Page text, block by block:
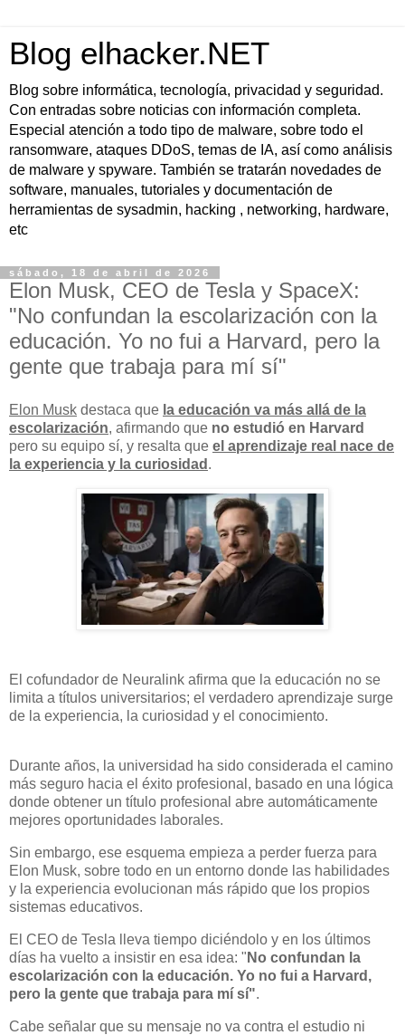
Blog elhacker.NET
Blog sobre informática, tecnología, privacidad y seguridad.
Con entradas sobre noticias con información completa.
Especial atención a todo tipo de malware, sobre todo el
ransomware, ataques DDoS, temas de IA, así como análisis
de malware y spyware. También se tratarán novedades de
software, manuales, tutoriales y documentación de
herramientas de sysadmin, hacking , networking, hardware,
etc
sábado, 18 de abril de 2026
Elon Musk, CEO de Tesla y SpaceX:
"No confundan la escolarización con la
educación. Yo no fui a Harvard, pero la
gente que trabaja para mí sí"
Elon Musk destaca que la educación va más allá de la
escolarización, afirmando que no estudió en Harvard
pero su equipo sí, y resalta que el aprendizaje real nace de
la experiencia y la curiosidad .
El cofundador de Neuralink afirma que la educación no se
limita a títulos universitarios; el verdadero aprendizaje surge
de la experiencia, la curiosidad y el conocimiento.
Durante años, la universidad ha sido considerada el camino
más seguro hacia el éxito profesional, basado en una lógica
donde obtener un título profesional abre automáticamente
mejores oportunidades laborales.
Sin embargo, ese esquema empieza a perder fuerza para
Elon Musk, sobre todo en un entorno donde las habilidades
y la experiencia evolucionan más rápido que los propios
sistemas educativos.
El CEO de Tesla lleva tiempo diciéndolo y en los últimos
días ha vuelto a insistir en esa idea: " No confundan la
escolarización con la educación. Yo no fui a Harvard,
pero la gente que trabaja para mí sí".
Cabe señalar que su mensaje no va contra el estudio ni